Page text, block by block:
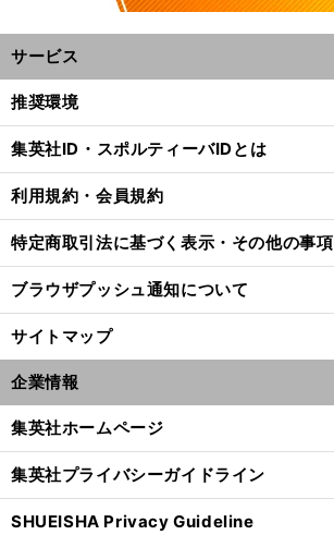
サービス
推奨環境
集英社ID・スポルティーバIDとは
利用規約・会員規約
特定商取引法に基づく表示・その他の事項
ブラウザプッシュ通知について
サイトマップ
企業情報
集英社ホームページ
集英社プライバシーガイドライン
SHUEISHA Privacy Guideline